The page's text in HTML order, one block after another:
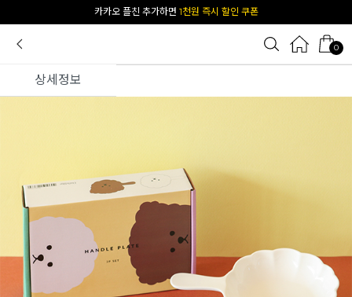
[공식몰 단독] 앱 다운받고2% 결제 할인 받기
0
상세정보